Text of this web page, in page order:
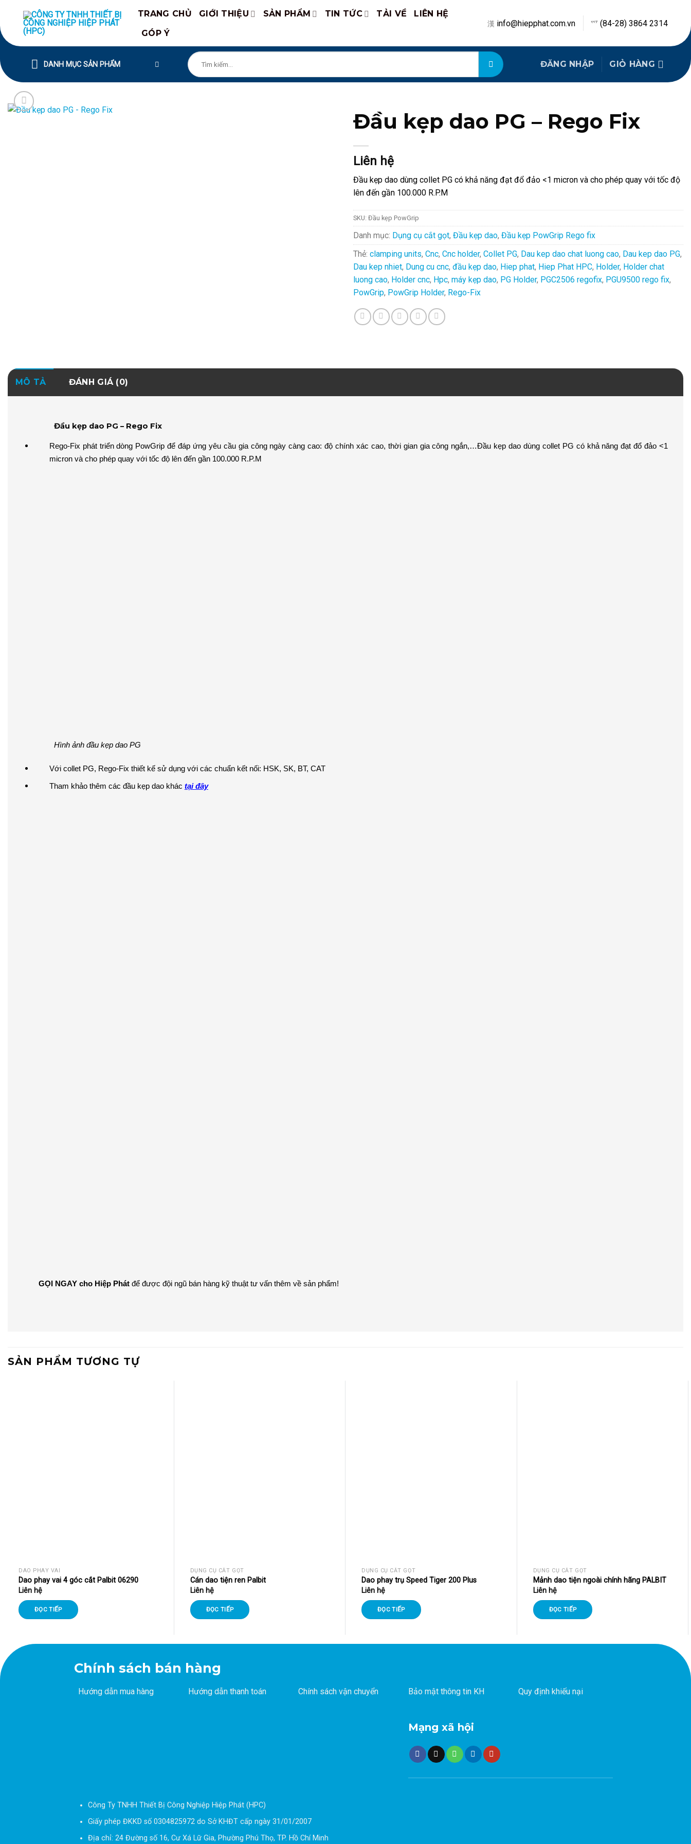
nội
dung
TRANG CHỦ GIỚI THIỆU SẢN PHẨM TIN TỨC TẢI VỀ
LIÊN HỆ
GÓP Ý
info@hiepphat.com.vn (84-28) 3864 2314
DANH MỤC SẢN PHẨM
Tìm
kiếm:
ĐĂNG NHẬP GIỎ HÀNG
Đầu kẹp dao PG – Rego Fix
Liên hệ
Đầu kẹp dao dùng collet PG có khả năng đạt đổ đảo <1 micron và cho phép quay với tốc độ
lên đến gần 100.000 R.P.M
SKU: Đầu kẹp PowGrip
Danh mục: Dụng cụ cắt gọt, Đầu kẹp dao, Đầu kẹp PowGrip Rego fix
Thẻ: clamping units, Cnc, Cnc holder, Collet PG, Dau kep dao chat luong cao, Dau kep dao PG,
Dau kep nhiet, Dung cu cnc, đầu kẹp dao, Hiep phat, Hiep Phat HPC, Holder, Holder chat
luong cao, Holder cnc, Hpc, máy kẹp dao, PG Holder, PGC2506 regofix, PGU9500 rego fix,
PowGrip, PowGrip Holder, Rego-Fix
MÔ TẢ ĐÁNH GIÁ (0)
Đầu kẹp dao PG – Rego Fix
Rego-Fix phát triển dòng PowGrip để đáp ứng yêu cầu gia công ngày càng cao: độ chính xác cao, thời gian gia công ngắn,…Đầu kẹp dao dùng collet PG có khả năng đạt đổ đảo <1
micron và cho phép quay với tốc độ lên đến gần 100.000 R.P.M
Hình ảnh đầu kẹp dao PG
Với collet PG, Rego-Fix thiết kế sử dụng với các chuẩn kết nối: HSK, SK, BT, CAT
Tham khảo thêm các đầu kẹp dao khác tại đây
GỌI NGAY cho Hiệp Phát để được đội ngũ bán hàng kỹ thuật tư vấn thêm về sản phẩm!
SẢN PHẨM TƯƠNG TỰ
DAO PHAY VAI
Dao phay vai 4 góc cắt Palbit 06290
Liên hệ
ĐỌC TIẾP
DỤNG CỤ CẮT GỌT
Cán dao tiện ren Palbit
Liên hệ
ĐỌC TIẾP
DỤNG CỤ CẮT GỌT
Dao phay trụ Speed Tiger 200 Plus
Liên hệ
ĐỌC TIẾP
DỤNG CỤ CẮT GỌT
Mảnh dao tiện ngoài chính hãng PALBIT
Liên hệ
ĐỌC TIẾP
Chính sách bán hàng
Hướng dẫn mua hàng Hướng dẫn thanh toán Chính sách vận chuyển Bảo mật thông tin KH Quy định khiếu nại
Công Ty TNHH Thiết Bị Công Nghiệp Hiệp Phát (HPC)
Giấy phép ĐKKD số 0304825972 do Sở KHĐT cấp ngày 31/01/2007
Địa chỉ: 24 Đường số 16, Cư Xá Lữ Gia, Phường Phú Thọ, TP. Hồ Chí Minh
Mạng xã hội